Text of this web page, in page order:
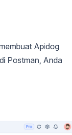
Apidog
Postman, Anda